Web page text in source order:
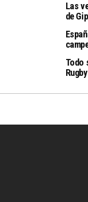
Las
de
Todo